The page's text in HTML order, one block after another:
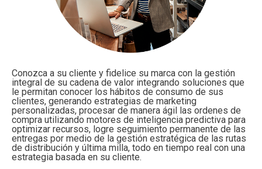
Conozca a su cliente y fidelice su marca con la gestión
integral de su cadena de valor integrando soluciones que
le permitan conocer los hábitos de consumo de sus
clientes, generando estrategias de marketing
personalizadas, procesar de manera ágil las ordenes de
compra utilizando motores de inteligencia predictiva para
optimizar recursos, logre seguimiento permanente de las
entregas por medio de la gestión estratégica de las rutas
de distribución y última milla, todo en tiempo real con una
estrategia basada en su cliente.